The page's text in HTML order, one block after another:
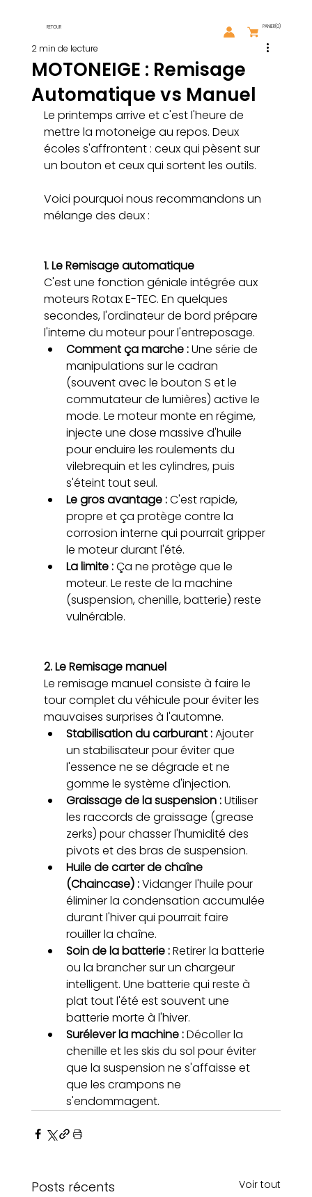
RETOUR
MOTONEIGE : Remisage
Automatique vs Manuel
2 min de lecture
Le printemps arrive et c'est l'heure de
mettre la motoneige au repos. Deux
écoles s'affrontent : ceux qui pèsent sur
un bouton et ceux qui sortent les outils.
Voici pourquoi nous recommandons un
mélange des deux :
1. Le Remisage automatique
C'est une fonction géniale intégrée aux
moteurs Rotax E-TEC. En quelques
secondes, l'ordinateur de bord prépare
l'interne du moteur pour l'entreposage.
Comment ça marche : Une série de
manipulations sur le cadran
(souvent avec le bouton S et le
commutateur de lumières) active le
mode. Le moteur monte en régime,
injecte une dose massive d'huile
pour enduire les roulements du
vilebrequin et les cylindres, puis
s'éteint tout seul.
Le gros avantage : C'est rapide,
propre et ça protège contre la
corrosion interne qui pourrait gripper
le moteur durant l'été.
La limite : Ça ne protège que le
moteur. Le reste de la machine
(suspension, chenille, batterie) reste
vulnérable.
2. Le Remisage manuel
Le remisage manuel consiste à faire le
tour complet du véhicule pour éviter les
mauvaises surprises à l'automne.
Stabilisation du carburant : Ajouter
un stabilisateur pour éviter que
l'essence ne se dégrade et ne
gomme le système d'injection.
Graissage de la suspension : Utiliser
les raccords de graissage (grease
zerks) pour chasser l'humidité des
pivots et des bras de suspension.
Huile de carter de chaîne
(Chaincase) : Vidanger l'huile pour
éliminer la condensation accumulée
durant l'hiver qui pourrait faire
rouiller la chaîne.
Soin de la batterie : Retirer la batterie
ou la brancher sur un chargeur
intelligent. Une batterie qui reste à
plat tout l'été est souvent une
batterie morte à l'hiver.
Surélever la machine : Décoller la
chenille et les skis du sol pour éviter
que la suspension ne s'affaisse et
que les crampons ne
s'endommagent.
Posts récents Voir tout
PANIER(0)